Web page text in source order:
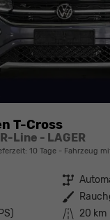
T-Cross
Line - LAGER
10 Tage Fahrzeug
Getriebe
Außenfarbe
Kilometerstand 20 km